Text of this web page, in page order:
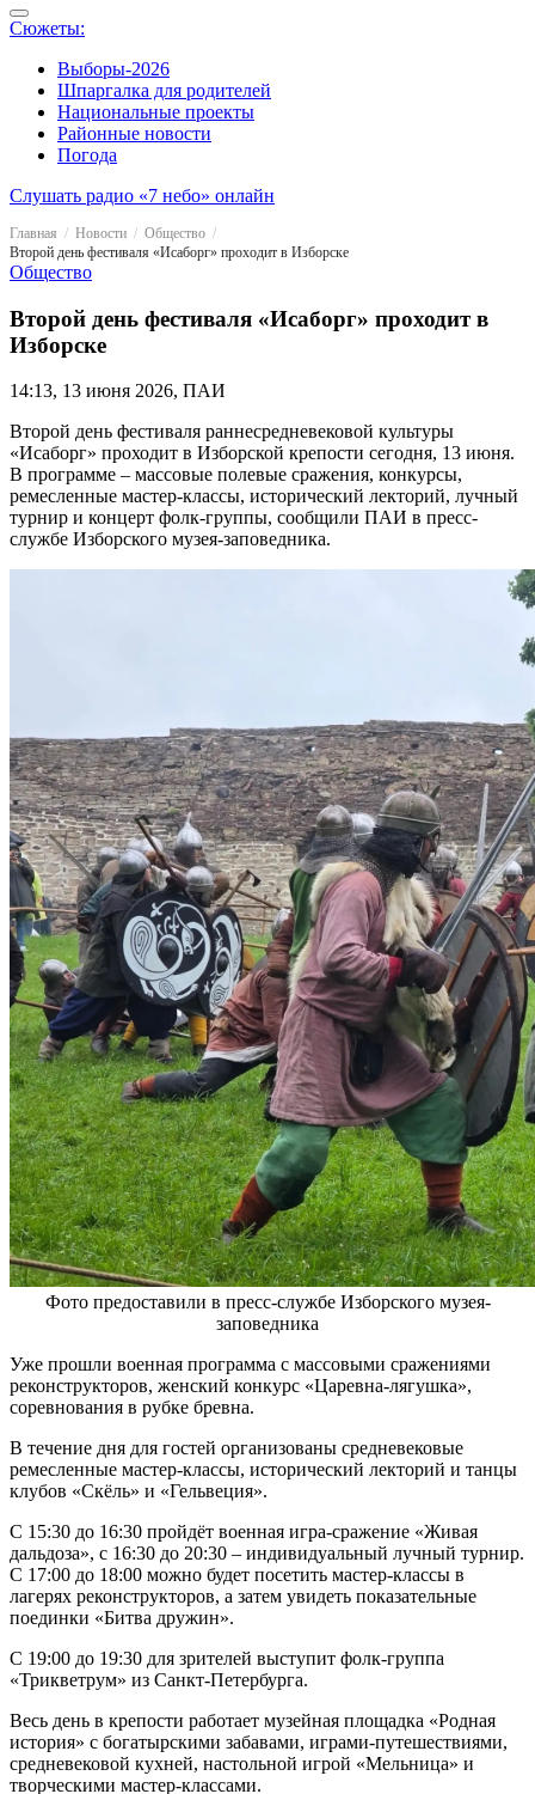
Сюжеты:
Выборы-2026
Шпаргалка для родителей
Национальные проекты
Районные новости
Погода
Слушать радио «7 небо» онлайн
Главная Новости
Общество
Второй день фестиваля «Исаборг» проходит в Изборске
Общество
Второй день фестиваля «Исаборг» проходит в
Изборске
14:13, 13 июня 2026, ПАИ
Второй день фестиваля раннесредневековой культуры
«Исаборг» проходит в Изборской крепости сегодня, 13 июня.
В программе – массовые полевые сражения, конкурсы,
ремесленные мастер-классы, исторический лекторий, лучный
турнир и концерт фолк-группы, сообщили ПАИ в пресс-
службе Изборского музея-заповедника.
Фото предоставили в пресс-службе Изборского музея-
заповедника
Уже прошли военная программа с массовыми сражениями
реконструкторов, женский конкурс «Царевна-лягушка»,
соревнования в рубке бревна.
В течение дня для гостей организованы средневековые
ремесленные мастер-классы, исторический лекторий и танцы
клубов «Скёль» и «Гельвеция».
С 15:30 до 16:30 пройдёт военная игра-сражение «Живая
дальдоза», с 16:30 до 20:30 – индивидуальный лучный турнир.
С 17:00 до 18:00 можно будет посетить мастер-классы в
лагерях реконструкторов, а затем увидеть показательные
поединки «Битва дружин».
С 19:00 до 19:30 для зрителей выступит фолк-группа
«Трикветрум» из Санкт-Петербурга.
Весь день в крепости работает музейная площадка «Родная
история» с богатырскими забавами, играми-путешествиями,
средневековой кухней, настольной игрой «Мельница» и
творческими мастер-классами.